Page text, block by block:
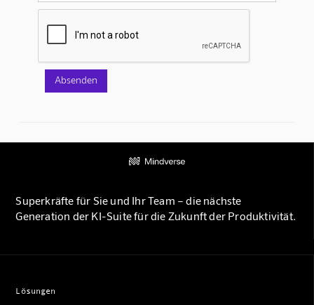
Superkräfte für Sie und Ihr Team – die nächste
Generation der KI-Suite für die Zukunft der Produktivität.
Lösungen